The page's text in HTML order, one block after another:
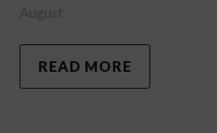
August
READ MORE